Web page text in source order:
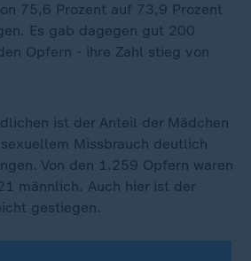
75,6 Prozent auf 73,9 Prozent
Es gab dagegen gut 200
Opfern - ihre Zahl stieg von
ist der Anteil der Mädchen
Missbrauch deutlich
Von den 1.259 Opfern waren
männlich. Auch hier ist der
gestiegen.